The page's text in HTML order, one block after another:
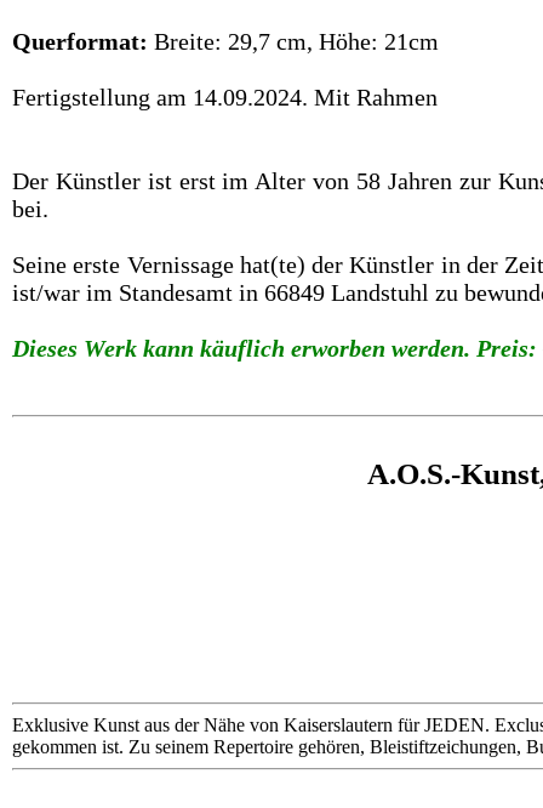
Querformat: Breite: 29,7 cm, Höhe: 21cm
Fertigstellung am 14.09.2024. Mit Rahmen
Der Künstler ist erst im Alter von 58 Jahren zur
bei.
Seine erste Vernissage hat(te) der Künstler in der
ist/war im Standesamt in 66849 Landstuhl zu
Dieses Werk kann käuflich erworben werden. Preis:
A.O.S.-
Exklusive Kunst aus der Nähe von Kaiserslautern für JEDEN.
gekommen ist. Zu seinem Repertoire gehören, Bleistiftzeichungen,